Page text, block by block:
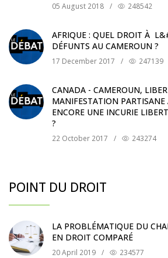
05 August 2018 / 248542
AFRIQUE : QUEL DROIT À
DÉFUNTS AU CAMEROUN ?
17 December 2017 / 247139
CANADA - CAMEROUN,
MANIFESTATION PARTISANE
ENCORE UNE INCURIE
?
22 October 2017 / 243274
POINT DU DROIT
LA PROBLÉMATIQUE DU
EN DROIT COMPARÉ
20 April 2019 / 234577